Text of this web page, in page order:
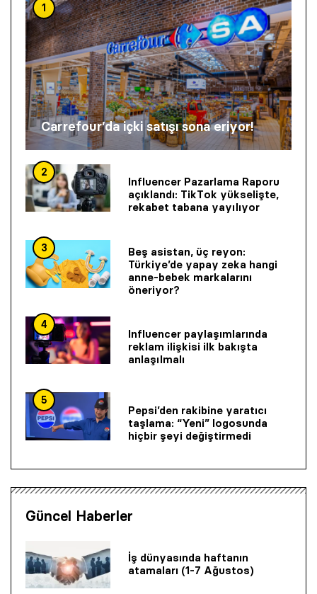
1
Carrefour’da içki satışı sona eriyor!
2
Influencer Pazarlama Raporu
açıklandı: TikTok yükselişte,
rekabet tabana yayılıyor
3
Beş asistan, üç reyon:
Türkiye’de yapay zeka hangi
anne-bebek markalarını
öneriyor?
4
Influencer paylaşımlarında
reklam ilişkisi ilk bakışta
anlaşılmalı
5
Pepsi’den rakibine yaratıcı
taşlama: “Yeni” logosunda
hiçbir şeyi değiştirmedi
Güncel Haberler
İş dünyasında haftanın
atamaları (1-7 Ağustos)